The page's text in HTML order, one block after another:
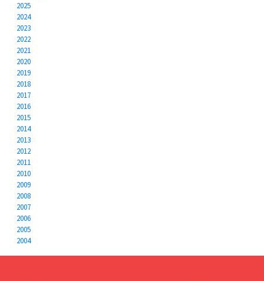
2025
2024
2023
2022
2021
2020
2019
2018
2017
2016
2015
2014
2013
2012
2011
2010
2009
2008
2007
2006
2005
2004